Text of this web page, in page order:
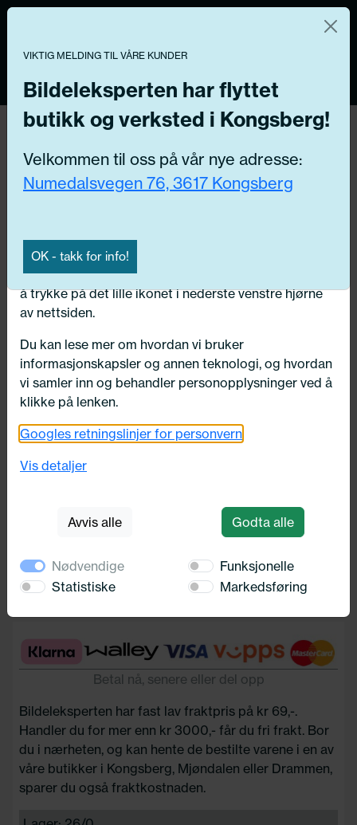
Tilbake
Thule Wingbar edge
Sørensen og Balchen
Legg i handlekurv
Betal nå, senere eller del opp
Bildeleksperten har fast lav fraktpris på kr 69,-.
Handler du for mer enn kr 3000,- får du fri frakt. Bor
du i nærheten, og kan hente de bestilte varene i en av
våre butikker i Kongsberg, Mjøndalen eller Drammen,
sparer du også fraktkostnaden.
Vi og våre forretningspartnere bruker teknologier,
inkludert informasjonskapsler/«cookies» til å samle
informasjon om deg for forskjellige formål, inkludert:
Funksjonelle, Statistiske, Markedsføring
Ved å trykke «Godta» gir du din tillatelse til alle disse
formålene. Du kan også velge formålet du vil
innstillingene».
Du kan trekke tilbake samtykket ditt til enhver tid ved
å trykke på det lille ikonet i nederste venstre hjørne
av nettsiden.
Du kan lese mer om hvordan vi bruker
informasjonskapsler og annen teknologi, og hvordan
vi samler inn og behandler personopplysninger ved å
klikke på lenken.
Googles retningslinjer for personvern
Vis detaljer
Avvis alle Godta alle
Nødvendige
Funksjonelle
Statistiske
Markedsføring
VIKTIG MELDING TIL VÅRE KUNDER
Bildeleksperten har flyttet
butikk og verksted i Kongsberg!
Velkommen til oss på vår nye adresse:
Numedalsvegen 76, 3617 Kongsberg
OK - takk for info!